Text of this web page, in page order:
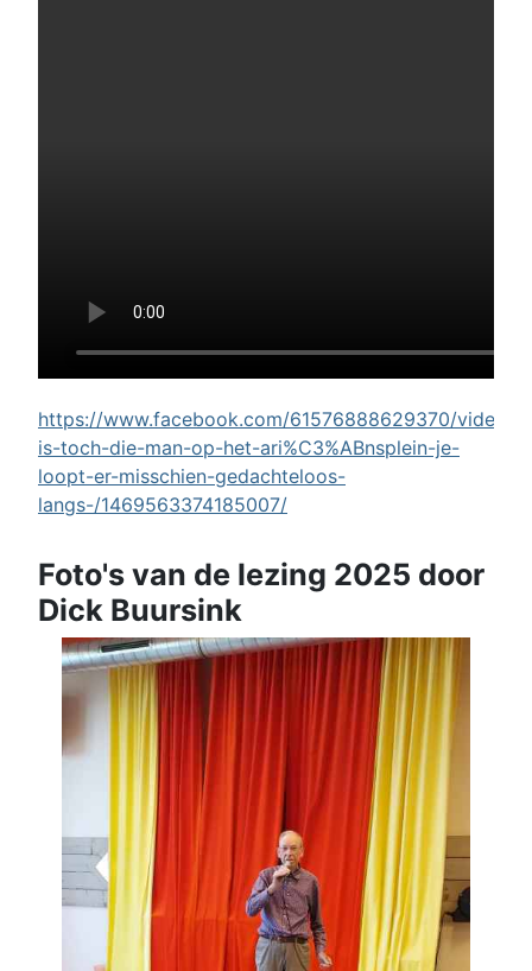
https://www.facebook.com/61576888629370/videos/
is-toch-die-man-op-het-ari%C3%ABnsplein-je-
loopt-er-misschien-gedachteloos-
langs-/1469563374185007/
Foto's van de lezing 2025 door
Dick Buursink